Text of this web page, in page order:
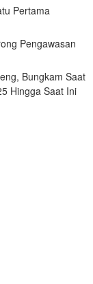
Pertama
Pengawasan
Bungkam Saat
Hingga Saat Ini